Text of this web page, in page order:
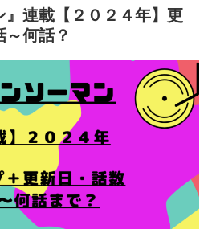
』連載【２０２４年】更
～何話？